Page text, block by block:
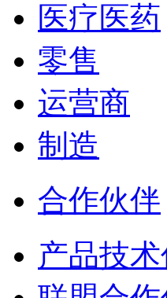
医疗医药
零售
运营商
制造
合作伙伴
产品技